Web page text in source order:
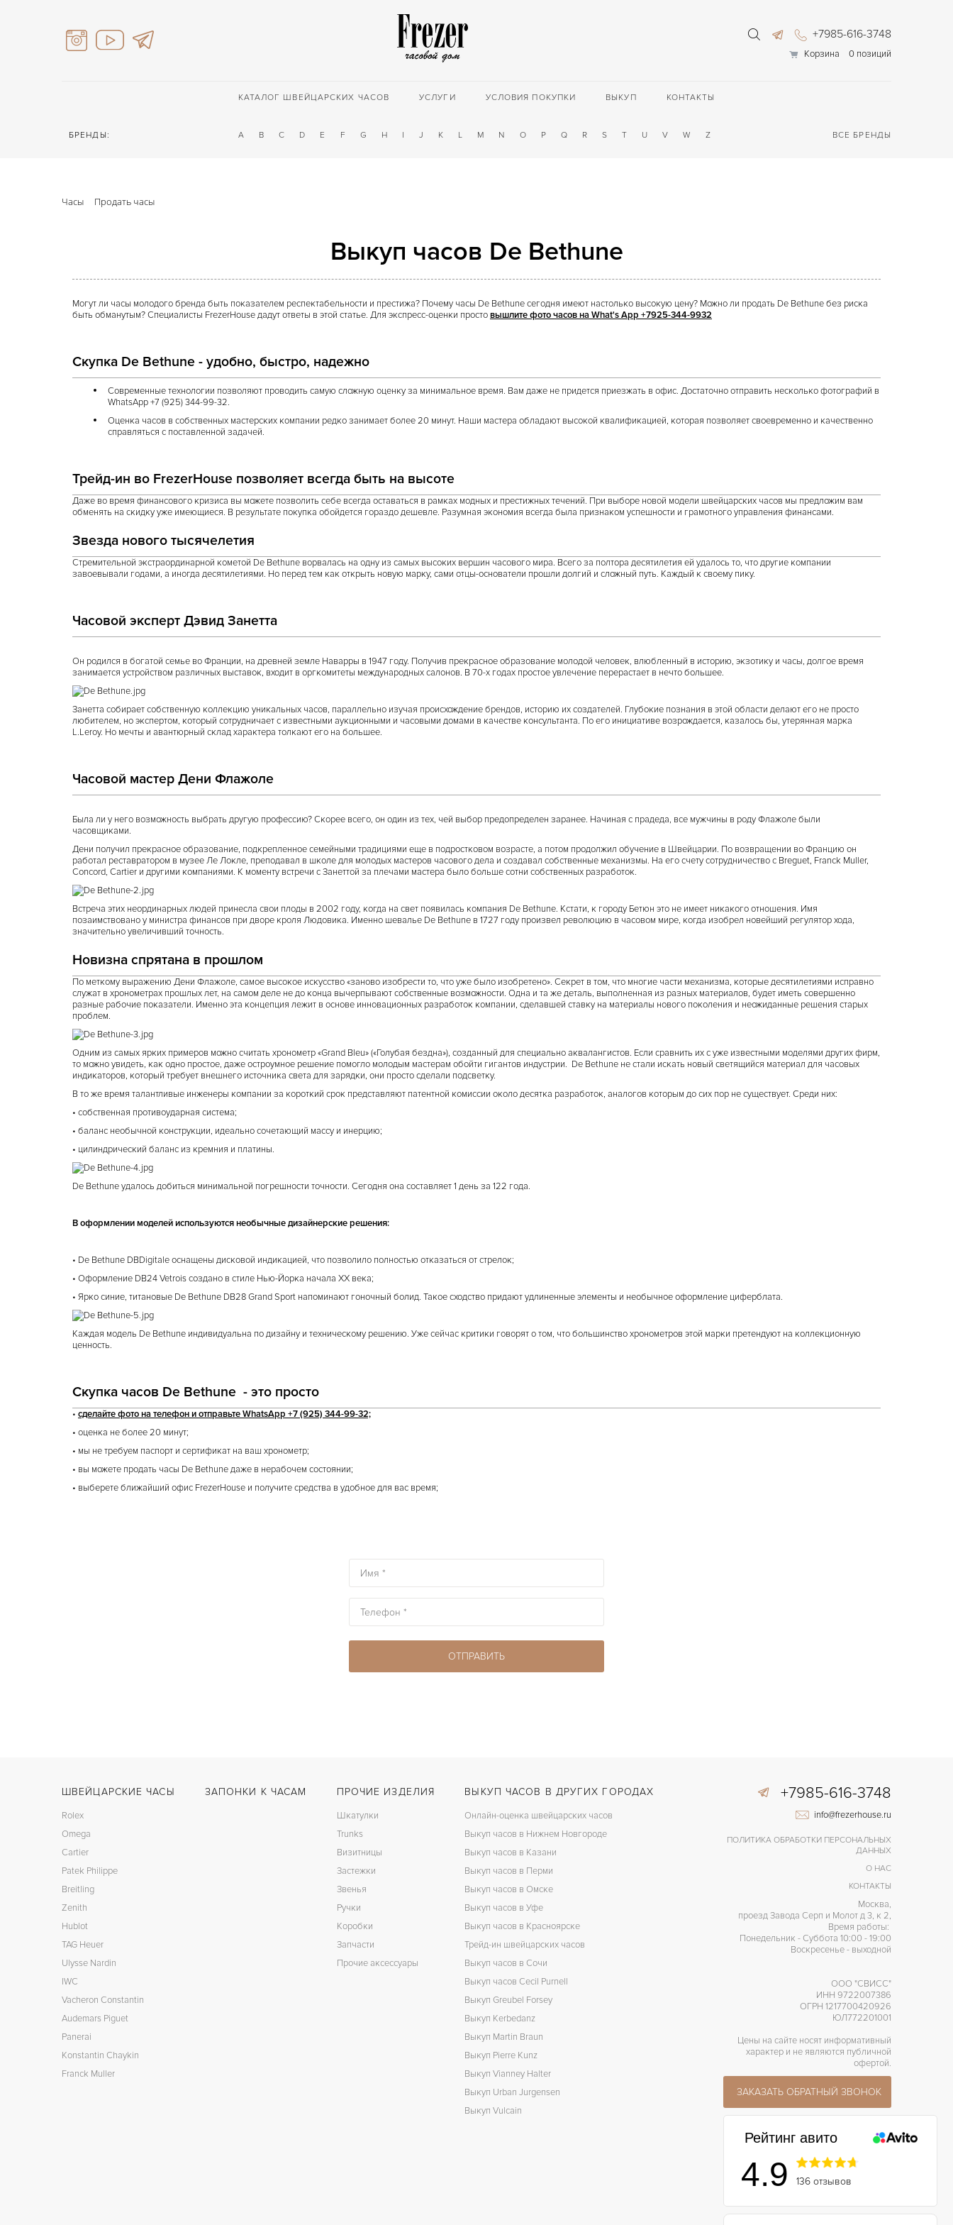
+7985-616-3748
Корзина 0 позиций
КАТАЛОГ ШВЕЙЦАРСКИХ ЧАСОВ УСЛУГИ УСЛОВИЯ ПОКУПКИ ВЫКУП КОНТАКТЫ
БРЕНДЫ: A B C D E F G H I J K L M N O P Q R S T U V W Z ВСЕ БРЕНДЫ
Часы Продать часы
Выкуп часов De Bethune
Могут ли часы молодого бренда быть показателем респектабельности и престижа? Почему часы De Bethune сегодня имеют настолько высокую цену? Можно ли продать De Bethune без риска
быть обманутым? Специалисты FrezerHouse дадут ответы в этой статье. Для экспресс-оценки простовышлите фото часов на What's App +7925-344-9932
Скупка De Bethune - удобно, быстро, надежно
Современные технологии позволяют проводить самую сложную оценку за минимальное время. Вам даже не придется приезжать в офис. Достаточноотправить несколько фотографий в
WhatsApp +7 (925) 344-99-32.
Оценка часов в собственных мастерских компании редко занимает более 20 минут. Наши мастера обладают высокой квалификацией, которая позволяет своевременно и качественно
справляться с поставленной задачей.
Трейд-ин во FrezerHouse позволяет всегда быть на высоте
Даже во время финансового кризиса вы можете позволить себе всегда оставаться в рамках модных и престижных течений. При выборе новой модели швейцарских часов мы предложим вам
обменять на скидку уже имеющиеся. В результате покупка обойдется гораздо дешевле. Разумная экономия всегда была признаком успешности и грамотного управления финансами.
Звезда нового тысячелетия
Стремительной экстраординарной кометой De Bethune ворвалась на одну из самых высоких вершин часового мира. Всего за полтора десятилетия ей удалось то, что другие компании
завоевывали годами, а иногда десятилетиями. Но перед тем как открыть новую марку, сами отцы-основатели прошли долгий и сложный путь. Каждый к своему пику.
Часовой эксперт Дэвид Занетта
Он родился в богатой семье во Франции, на древней земле Наварры в 1947 году. Получив прекрасное образование молодой человек, влюбленный в историю, экзотику и часы, долгое время
занимается устройством различных выставок, входит в оргкомитеты международных салонов. В 70-х годах простое увлечение перерастает в нечто большее.
Занетта собирает собственную коллекцию уникальных часов, параллельно изучая происхождение брендов, историю их создателей. Глубокие познания в этой области делают его не просто
любителем, но экспертом, который сотрудничает с известными аукционными и часовыми домами в качестве консультанта. По его инициативе возрождается, казалось бы, утерянная марка
L.Leroy. Но мечты и авантюрный склад характера толкают его на большее.
Часовой мастер Дени Флажоле
Была ли у него возможность выбрать другую профессию? Скорее всего, он один из тех, чей выбор предопределен заранее. Начиная с прадеда, все мужчины в роду Флажоле были
часовщиками.
Дени получил прекрасное образование, подкрепленное семейными традициями еще в подростковом возрасте, а потом продолжил обучение в Швейцарии. По возвращении во Францию он
работал реставратором в музее Ле Локле, преподавал в школе для молодых мастеров часового дела и создавал собственные механизмы. На его счету сотрудничество с Breguet, Franck Muller,
Concord, Cartier и другими компаниями. К моменту встречи с Занеттой за плечами мастера было больше сотни собственных разработок.
Встреча этих неординарных людей принесла свои плоды в 2002 году, когда на свет появилась компания De Bethune. Кстати, к городу Бетюн это не имеет никакого отношения. Имя
позаимствовано у министра финансов при дворе кроля Людовика. Именно шевалье De Bethune в 1727 году произвел революцию в часовом мире, когда изобрел новейший регулятор хода,
значительно увеличивший точность.
Новизна спрятана в прошлом
По меткому выражению Дени Флажоле, самое высокое искусство «заново изобрести то, что уже было изобретено». Секрет в том, что многие части механизма, которые десятилетиями исправно
служат в хронометрах прошлых лет, на самом деле не до конца вычерпывают собственные возможности. Одна и та же деталь, выполненная из разных материалов, будет иметь совершенно
разные рабочие показатели. Именно эта концепция лежит в основе инновационных разработок компании, сделавшей ставку на материалы нового поколения и неожиданные решения старых
проблем.
Одним из самых ярких примеров можно считать хронометр «Grand Bleu» («Голубая бездна»), созданный для специально аквалангистов. Если сравнить их с уже известными моделями других фирм,
то можно увидеть, как одно простое, даже остроумное решение помогло молодым мастерам обойти гигантов индустрии. De Bethune не стали искать новый светящийся материал для часовых
индикаторов, который требует внешнего источника света для зарядки, они просто сделали подсветку.
В то же время талантливые инженеры компании за короткий срок представляют патентной комиссии около десятка разработок, аналогов которым до сих пор не существует. Среди них:
• собственная противоударная система;
• баланс необычной конструкции, идеально сочетающий массу и инерцию;
• цилиндрический баланс из кремния и платины.
De Bethune удалось добиться минимальной погрешности точности. Сегодня она составляет 1 день за 122 года.
В оформлении моделей используются необычные дизайнерские решения:
• De Bethune DBDigitale оснащены дисковой индикацией, что позволило полностью отказаться от стрелок;
• Оформление DB24 Vetrois создано в стиле Нью-Йорка начала ХХ века;
• Ярко синие, титановые De Bethune DB28 Grand Sport напоминают гоночный болид. Такое сходство придают удлиненные элементы и необычное оформление циферблата.
Каждая модель De Bethune индивидуальна по дизайну и техническому решению. Уже сейчас критики говорят о том, что большинство хронометров этой марки претендуют на коллекционную
ценность.
Скупка часов De Bethune - это просто
• сделайте фото на телефон и отправьте WhatsApp +7 (925) 344-99-32;
• оценка не более 20 минут;
• мы не требуем паспорт и сертификат на ваш хронометр;
• вы можете продать часы De Bethune даже в нерабочем состоянии;
• выберете ближайший офис FrezerHouse и получите средства в удобное для вас время;
ШВЕЙЦАРСКИЕ ЧАСЫ
Rolex
Omega
Cartier
Patek Philippe
Breitling
Zenith
Hublot
TAG Heuer
Ulysse Nardin
IWC
Vacheron Constantin
Audemars Piguet
Panerai
Konstantin Chaykin
Franck Muller
ЗАПОНКИ К ЧАСАМ ПРОЧИЕ ИЗДЕЛИЯ
Шкатулки
Trunks
Визитницы
Застежки
Звенья
Ручки
Коробки
Запчасти
Прочие аксессуары
ВЫКУП ЧАСОВ В ДРУГИХ ГОРОДАХ
Онлайн-оценка швейцарских часов
Выкуп часов в Нижнем Новгороде
Выкуп часов в Казани
Выкуп часов в Перми
Выкуп часов в Омске
Выкуп часов в Уфе
Выкуп часов в Красноярске
Трейд-ин швейцарских часов
Выкуп часов в Сочи
Выкуп часов Cecil Purnell
Выкуп Greubel Forsey
Выкуп Kerbedanz
Выкуп Martin Braun
Выкуп Pierre Kunz
Выкуп Vianney Halter
Выкуп Urban Jurgensen
Выкуп Vulcain
+7985-616-3748
info@frezerhouse.ru
ПОЛИТИКА ОБРАБОТКИ ПЕРСОНАЛЬНЫХ
ДАННЫХ
О НАС
КОНТАКТЫ
Москва,
проезд Завода Серп и Молот д 3, к 2,
Время работы:
Понедельник - Суббота 10:00 - 19:00
Воскресенье - выходной
ООО "СВИСС"
ИНН 9722007386
ОГРН 1217700420926
ЮЛ772201001
Цены на сайте носят информативный
характер и не являются публичной
офертой.
ЗАКАЗАТЬ ОБРАТНЫЙ ЗВОНОК
Рейтинг авито
4.9 136 отзывов